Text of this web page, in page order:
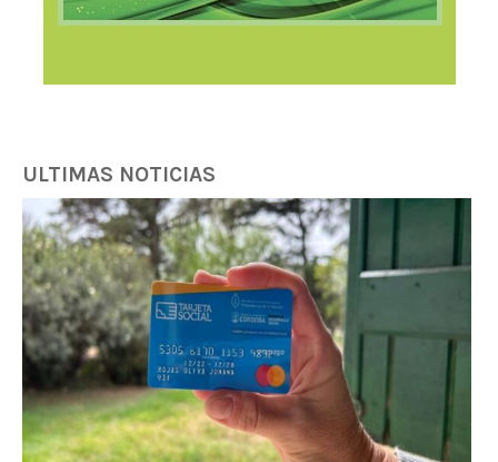
ULTIMAS NOTICIAS